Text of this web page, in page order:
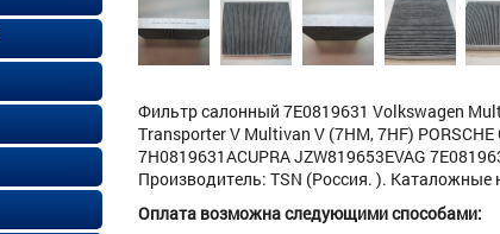
Фильтр салонный 7E0819631 Volkswagen
Transporter V Multivan V (7HM, 7HF)
7H0819631ACUPRA JZW819653EVAG
Производитель: TSN (Россия. ). Каталожные
Оплата возможна следующими способами: